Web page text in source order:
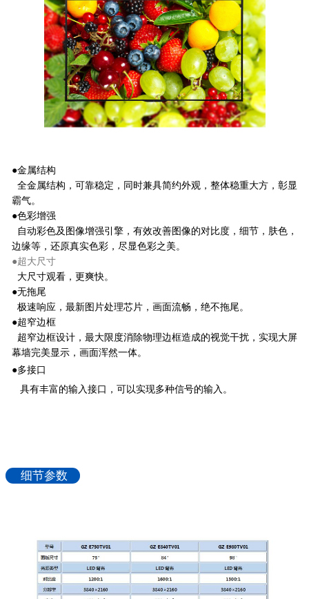
●金属结构
全金属结构，可靠稳定，同时兼具简约外观，整体稳重大方，彰显
霸气。
●色彩增强
自动彩色及图像增强引擎，有效改善图像的对比度，细节，肤色，
边缘等，还原真实色彩， 尽显色彩之 美。
●超大尺寸
大尺寸观看，更爽快。
●无拖尾
极速响应，最新图片处理芯片，画面流畅，绝不拖尾。
●超窄边框
超窄边框设计，最大限度消除物理边框造成的视觉干扰，实现大屏
幕墙完美显示，画面浑然一体。
●多接口
具有丰富的输入接口，可以实现多种信号的输入。
细节参数